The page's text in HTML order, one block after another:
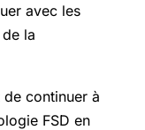
avec les
la
de continuer à
FSD en